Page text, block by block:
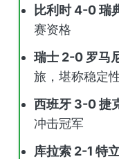
比利时 4-0 瑞
赛资格
瑞士 2-0 罗马
旅，堪称稳定
西班牙 3-0 捷
冲击冠军
库拉索 2-1 特